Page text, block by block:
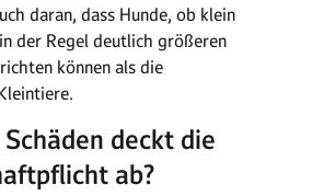
daran, dass Hunde, ob klein
der Regel deutlich größeren
können als die
deckt die
ab?